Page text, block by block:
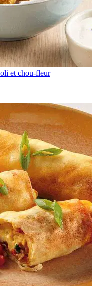
et chou-fleur